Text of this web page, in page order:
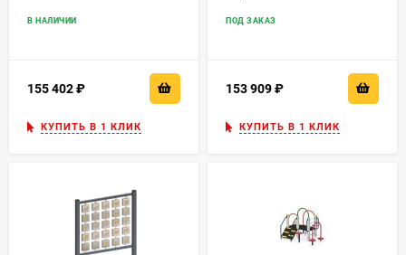
В НАЛИЧИИ
155 402
КУПИТЬ В 1 КЛИК
ПОД ЗАКАЗ
153 909
КУПИТЬ В 1 КЛИК